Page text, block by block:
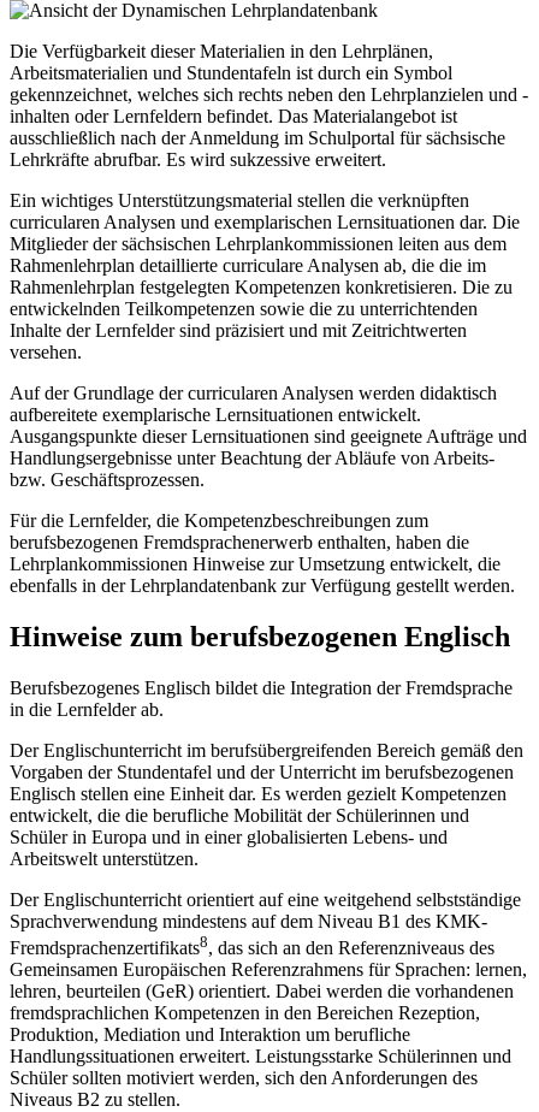
Die Verfügbarkeit dieser Materialien in den Lehrplänen,
Arbeitsmaterialien und Stundentafeln ist durch ein Symbol
gekennzeichnet, welches sich rechts neben den Lehrplanzielen und -
inhalten oder Lernfeldern befindet. Das Materialangebot ist
ausschließlich nach der Anmeldung im Schulportal für sächsische
Lehrkräfte abrufbar. Es wird sukzessive erweitert.
Ein wichtiges Unterstützungsmaterial stellen die verknüpften
curricularen Analysen und exemplarischen Lernsituationen dar. Die
Mitglieder der sächsischen Lehrplankommissionen leiten aus dem
Rahmenlehrplan detaillierte curriculare Analysen ab, die die im
Rahmenlehrplan festgelegten Kompetenzen konkretisieren. Die zu
entwickelnden Teilkompetenzen sowie die zu unterrichtenden
Inhalte der Lernfelder sind präzisiert und mit Zeitrichtwerten
versehen.
Auf der Grundlage der curricularen Analysen werden didaktisch
aufbereitete exemplarische Lernsituationen entwickelt.
Ausgangspunkte dieser Lernsituationen sind geeignete Aufträge und
Handlungsergebnisse unter Beachtung der Abläufe von Arbeits-
bzw. Geschäftsprozessen.
Für die Lernfelder, die Kompetenzbeschreibungen zum
berufsbezogenen Fremdsprachenerwerb enthalten, haben die
Lehrplankommissionen Hinweise zur Umsetzung entwickelt, die
ebenfalls in der Lehrplandatenbank zur Verfügung gestellt werden.
Hinweise zum berufsbezogenen Englisch
Berufsbezogenes Englisch bildet die Integration der Fremdsprache
in die Lernfelder ab.
Der Englischunterricht im berufsübergreifenden Bereich gemäß den
Vorgaben der Stundentafel und der Unterricht im berufsbezogenen
Englisch stellen eine Einheit dar. Es werden gezielt Kompetenzen
entwickelt, die die berufliche Mobilität der Schülerinnen und
Schüler in Europa und in einer globalisierten Lebens- und
Arbeitswelt unterstützen.
Der Englischunterricht orientiert auf eine weitgehend selbstständige
Sprachverwendung mindestens auf dem Niveau B1 des KMK-
Fremdsprachenzertifikats8, das sich an den Referenzniveaus des
Gemeinsamen Europäischen Referenzrahmens für Sprachen: lernen,
lehren, beurteilen (GeR) orientiert. Dabei werden die vorhandenen
fremdsprachlichen Kompetenzen in den Bereichen Rezeption,
Produktion, Mediation und Interaktion um berufliche
Handlungssituationen erweitert. Leistungsstarke Schülerinnen und
Schüler sollten motiviert werden, sich den Anforderungen des
Niveaus B2 zu stellen.